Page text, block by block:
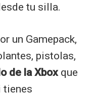
tu silla.
un Gamepack,
pistolas,
de la Xbox que
tienes